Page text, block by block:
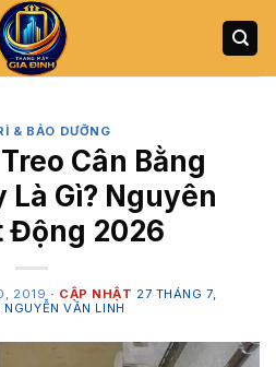
& BẢO DƯỠNG
Cân Bằng
Là Gì? Nguyên
Động 2026
2019
27 THÁNG 7,
NGUYỄN VĂN LINH